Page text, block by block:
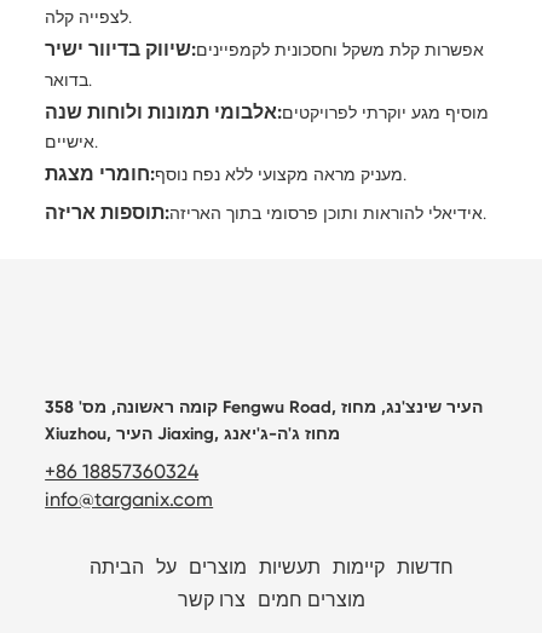
לצפייה קלה.
שיווק בדיוור ישיר:אפשרות קלת משקל וחסכונית לקמפיינים
בדואר.
אלבומי תמונות ולוחות שנה:מוסיף מגע יוקרתי לפרויקטים
אישיים.
חומרי מצגת: מעניק מראה מקצועי ללא נפח נוסף.
תוספות אריזה: אידיאלי להוראות ותוכן פרסומי בתוך האריזה.
קומה ראשונה, מס' 358 Fengwu Road, העיר שינצ'נג, מחוז
Xiuzhou, העיר Jiaxing, מחוז ג'ה-ג'יאנג
+86 18857360324
info@targanix.com
הביתה על מוצרים תעשיות קיימות חדשות
צרו קשר
מוצרים חמים